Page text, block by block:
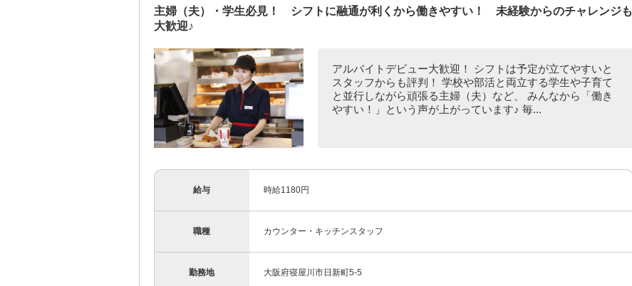
主婦（夫）・学生必見！ シフトに融通が利くから働きやすい！ 未経験からのチャレンジも
大歓迎♪
アルバイトデビュー大歓迎！ シフトは予定が立てやすいと
スタッフからも評判！ 学校や部活と両立する学生や子育て
と並行しながら頑張る主婦（夫）など、 みんなから「働き
やすい！」という声が上がっています♪ 毎...
給与 時給1180円
職種 カウンター・キッチンスタッフ
勤務地 大阪府寝屋川市日新町5-5